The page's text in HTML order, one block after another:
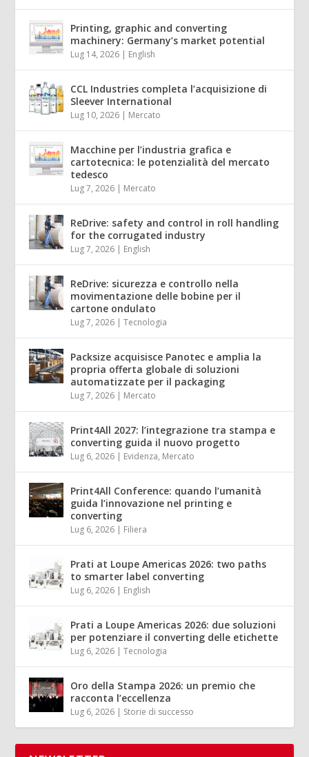
Printing, graphic and converting
machinery: Germany’s market potential
Lug 14, 2026 | English
CCL Industries completa l’acquisizione di
Sleever International
Lug 10, 2026 | Mercato
Macchine per l’industria grafica e
cartotecnica: le potenzialità del mercato
tedesco
Lug 7, 2026 | Mercato
ReDrive: safety and control in roll handling
for the corrugated industry
Lug 7, 2026 | English
ReDrive: sicurezza e controllo nella
movimentazione delle bobine per il
cartone ondulato
Lug 7, 2026 |Tecnologia
Packsize acquisisce Panotec e amplia la
propria offerta globale di soluzioni
automatizzate per il packaging
Lug 7, 2026 | Mercato
Print4All 2027: l’integrazione tra stampa e
converting guida il nuovo progetto
Lug 6, 2026 | Evidenza, Mercato
Print4All Conference: quando l’umanità
guida l’innovazione nel printing e
converting
Lug 6, 2026 | Filiera
Prati at Loupe Americas 2026: two paths
to smarter label converting
Lug 6, 2026 | English
Prati a Loupe Americas 2026: due soluzioni
per potenziare il converting delle etichette
Lug 6, 2026 |Tecnologia
Oro della Stampa 2026: un premio che
racconta l’eccellenza
Lug 6, 2026 | Storie di successo